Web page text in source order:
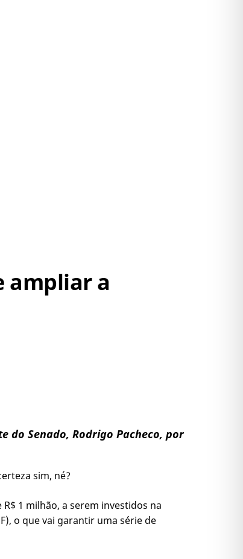
ampliar a
do Senado, Rodrigo Pacheco, por
sim, né?
1 milhão, a serem investidos na
o que vai garantir uma série de